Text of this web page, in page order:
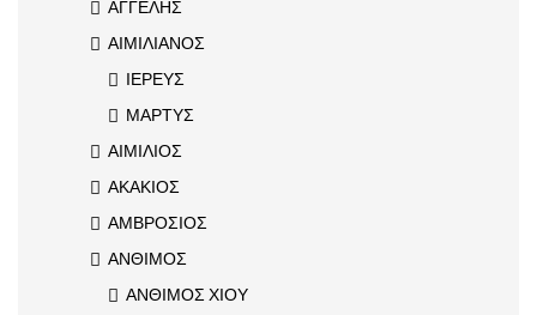
ΑΓΓΕΛΗΣ
ΑΙΜΙΛΙΑΝΟΣ
ΙΕΡΕΥΣ
ΜΑΡΤΥΣ
ΑΙΜΙΛΙΟΣ
ΑΚΑΚΙΟΣ
ΑΜΒΡΟΣΙΟΣ
ΑΝΘΙΜΟΣ
ΑΝΘΙΜΟΣ ΧΙΟΥ